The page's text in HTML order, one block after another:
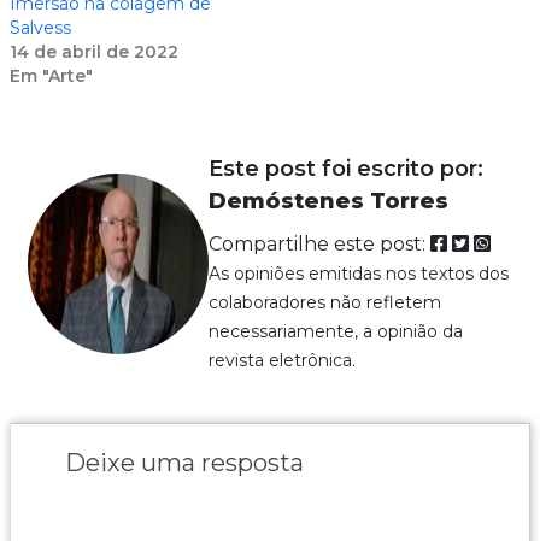
Salvess
14 de abril de 2022
Em "Arte"
Este post foi escrito por:
Demóstenes Torres
Compartilhe este post:
As opiniões emitidas nos textos dos
colaboradores não refletem
necessariamente, a opinião da
revista eletrônica.
Deixe uma resposta